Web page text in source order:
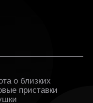
о близких
приставки